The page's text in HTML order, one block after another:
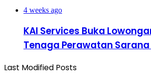
4 weeks ago
KAI Services Buka
Tenaga Perawatan Sarana
Last Modified Posts